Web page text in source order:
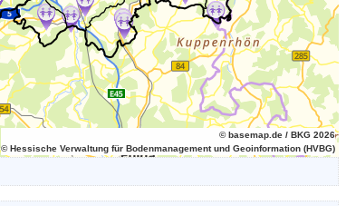
© basemap.de / BKG 2026
© Hessische Verwaltung für Bodenmanagement und Geoinformation (HVBG)